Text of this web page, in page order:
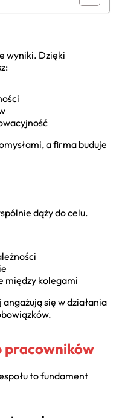
wyniki. Dzięki
a firma buduje
dąży do celu.
między kolegami
się w działania
pracowników
to fundament